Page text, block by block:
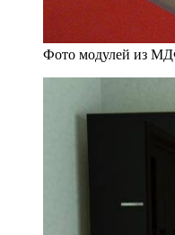
Фото модулей из